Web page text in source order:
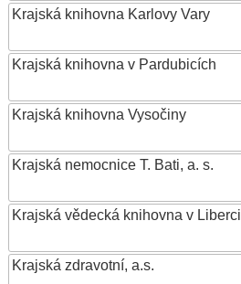
Krajská knihovna Karlovy Vary
Krajská knihovna v Pardubicích
Krajská knihovna Vysočiny
Krajská nemocnice T. Bati, a. s.
Krajská vědecká knihovna v Liberci
Krajská zdravotní, a.s.